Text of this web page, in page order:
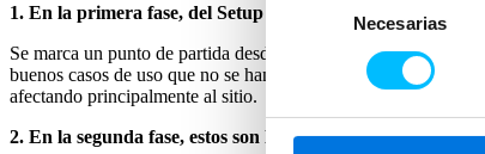
consentimiento
Necesarias
1. En la primera fase, del Setup nos centramos en el
Se marca un punto de partida desde el cual se analiza la web
buenos casos de uso que no se han tenido en cuenta y por
afectando principalmente al sitio.
2. En la segunda fase, estos son los pilares fundamentales